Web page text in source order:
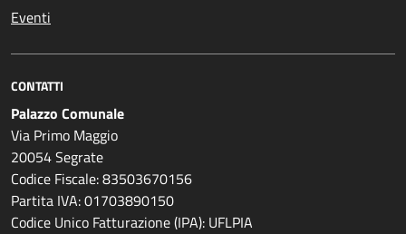
Eventi
CONTATTI
Palazzo Comunale
Via Primo Maggio
20054 Segrate
Codice Fiscale: 83503670156
Partita IVA: 01703890150
Codice Unico Fatturazione (IPA): UFLPIA